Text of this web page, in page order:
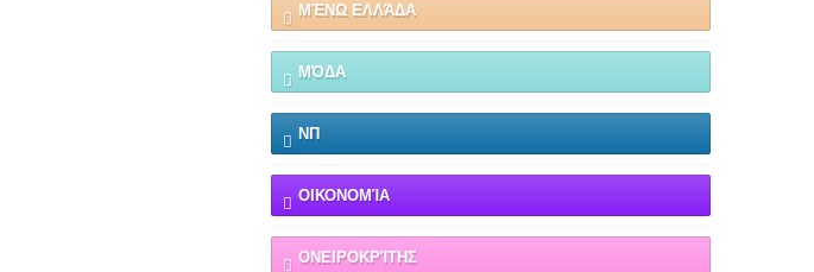
ΜΈΝΩ ΕΛΛΆΔΑ
ΜΌΔΑ
ΝΠ
ΟΙΚΟΝΟΜΊΑ
ΟΝΕΙΡΟΚΡΊΤΗΣ